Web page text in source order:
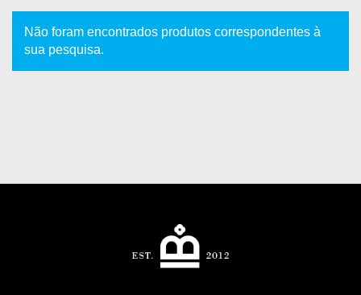
Não foram encontrados produtos correspondentes à
sua pesquisa.